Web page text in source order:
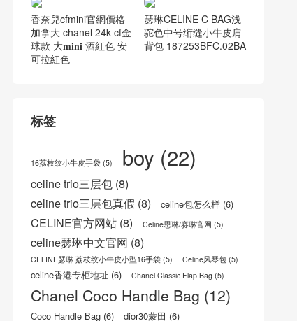
Fendi official website fl
agship store Spain Fe
ndi ancient flower back
pack small mountainee
ring bag
圣罗兰官网新款包包 Y
SL VICKY 绗缝小羊皮
相机包 5550520YD0J1
000
加拿大 chanel 24k cf金
标签
16荔枝纹小牛皮手袋 boy
celine trio三层包(8)
celine trio三层包真假(8) celine包怎么样(6)
CELINE官方网站 (8) Celine思琳/赛琳官网